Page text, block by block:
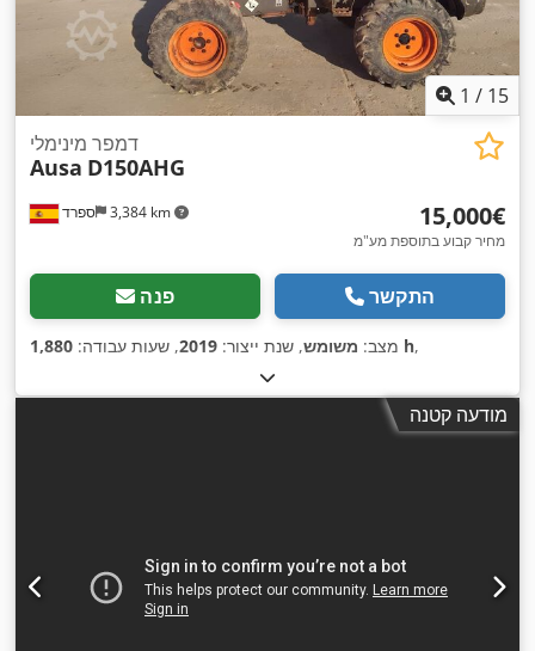
1 / 15
ספרד 3,384 km
דמפר מינימלי
Ausa D150AHG
‏15,000 ‏€
מחיר קבוע בתוספת מע"מ
פנה התקשר
מצב: משומש, שנת ייצור: 2019, שעות עבודה: 1,880 h,
מודעה קטנה